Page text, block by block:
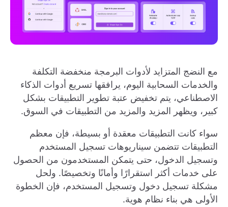
مع النضج المتزايد لأدوات البرمجة منخفضة التكلفة
والخدمات السحابية اليوم، يرافقها تسريع أدوات الذكاء
الاصطناعي، يتم تخفيض عتبة تطوير التطبيقات بشكل
كبير، ويظهر المزيد والمزيد من التطبيقات في السوق.
سواء كانت التطبيقات معقدة أو بسيطة، فإن معظم
التطبيقات تتضمن سيناريوهات تسجيل المستخدم
وتسجيل الدخول، حتى يتمكن المستخدمون من الحصول
على خدمات أكثر استقرارًا وأمانًا وتخصيصًا. ولحل
مشكلة تسجيل دخول وتسجيل المستخدم، فإن الخطوة
الأولى هي بناء نظام هوية.